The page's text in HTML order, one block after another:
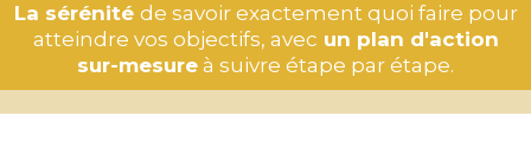
La sérénité de savoir exactement quoi faire pour
atteindre vos objectifs, avec un plan d'action
sur-mesure à suivre étape par étape.